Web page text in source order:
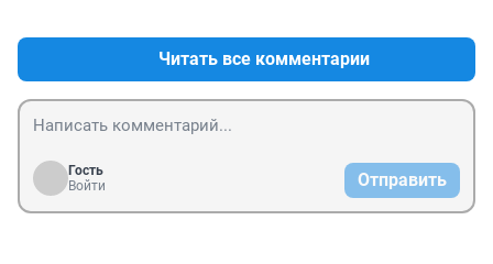
2. уважение коммуникациям СССР, но на
зарасти травой! Это преступление.
Читать все комментарии
Гость
Войти
Отправить